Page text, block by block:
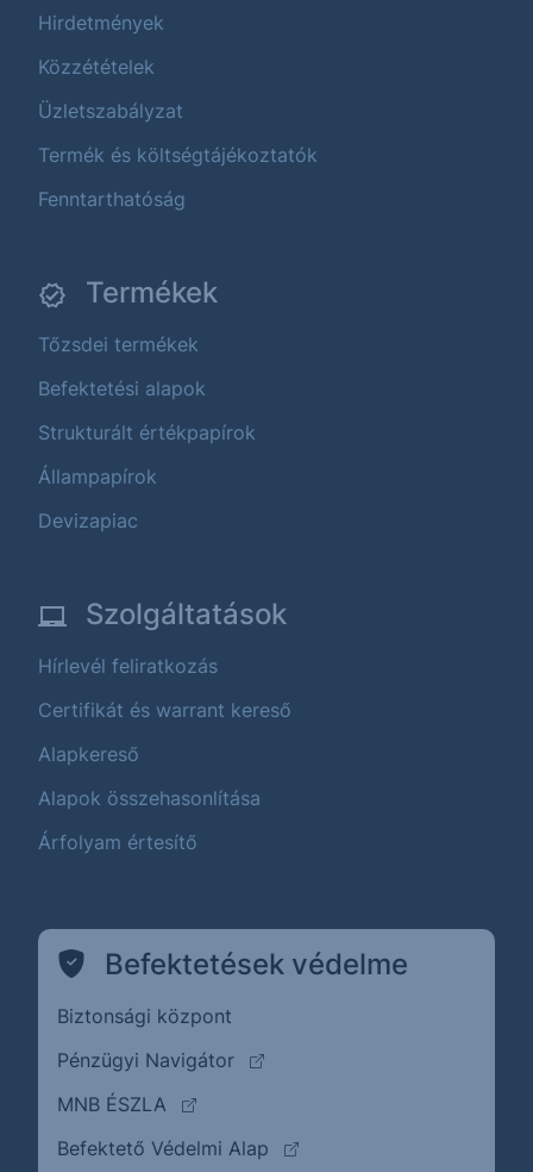
Hirdetmények
Közzétételek
Üzletszabályzat
Termék és költségtájékoztatók
Fenntarthatóság
Termékek
Tőzsdei termékek
Befektetési alapok
Strukturált értékpapírok
Állampapírok
Devizapiac
Szolgáltatások
Hírlevél feliratkozás
Certifikát és warrant kereső
Alapkereső
Alapok összehasonlítása
Árfolyam értesítő
Befektetések védelme
Biztonsági központ
Pénzügyi Navigátor
(külső oldalra ugrik)
MNB ÉSZLA
(külső oldalra ugrik)
Befektető Védelmi Alap
(külső oldalra ugrik)